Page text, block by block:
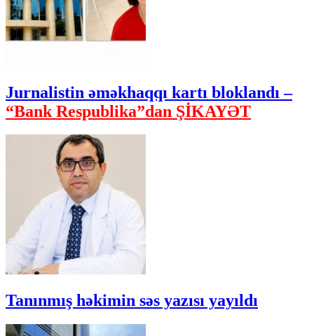
Jurnalistin əməkhaqqı kartı bloklandı –
“Bank Respublika”dan ŞİKAYƏT
Tanınmış həkimin səs yazısı yayıldı